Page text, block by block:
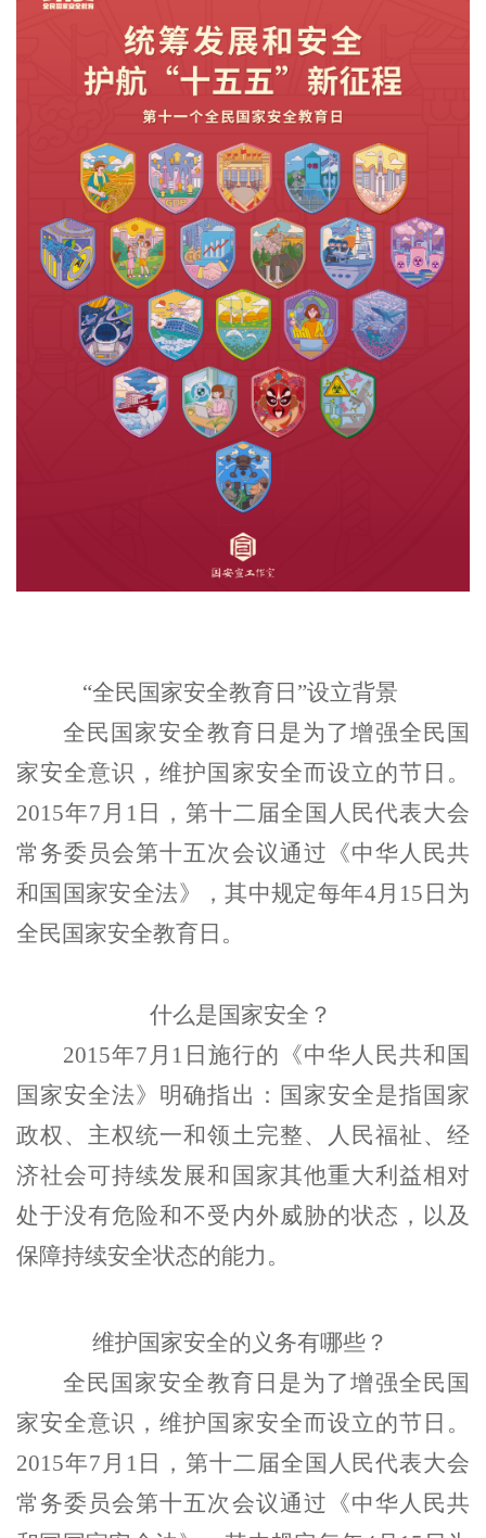
“全民国家安全教育日”设立背景
全民国家安全教育日是为了增强全民国
家安全意识，维护国家安全而设立的节日。
2015年7月1日，第十二届全国人民代表大会
常务委员会第十五次会议通过《中华人民共
和国国家安全法》，其中规定每年4月15日为
全民国家安全教育日。
什么是国家安全？
2015年7月1日施行的《中华人民共和国
国家安全法》明确指出：国家安全是指国家
政权、主权统一和领土完整、人民福祉、经
济社会可持续发展和国家其他重大利益相对
处于没有危险和不受内外威胁的状态，以及
保障持续安全状态的能力。
维护国家安全的义务有哪些？
全民国家安全教育日是为了增强全民国
家安全意识，维护国家安全而设立的节日。
2015年7月1日，第十二届全国人民代表大会
常务委员会第十五次会议通过《中华人民共